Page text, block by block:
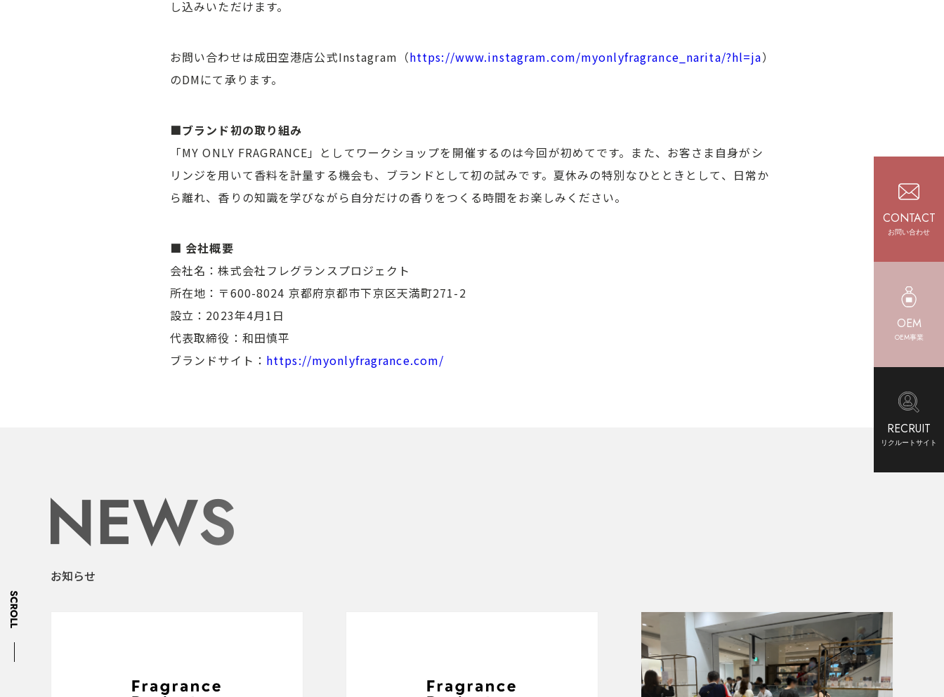
CONTACT
お問い合わせ
OEM
OEM事業
RECRUIT
リクルートサイト
し込みいただけます。
お問い合わせは成田空港店公式Instagram（https://www.instagram.com/myonlyfragrance_narita/?hl=ja）
のDMにて承ります。
■ブランド初の取り組み
「MY ONLY FRAGRANCE」としてワークショップを開催するのは今回が初めてです。また、お客さま自身がシ
リンジを用いて香料を計量する機会も、ブランドとして初の試みです。夏休みの特別なひとときとして、日常か
ら離れ、香りの知識を学びながら自分だけの香りをつくる時間をお楽しみください。
■ 会社概要
会社名：株式会社フレグランスプロジェクト
所在地：〒600-8024 京都府京都市下京区天満町271-2
設立：2023年4月1日
代表取締役：和田慎平
ブランドサイト： https://myonlyfragrance.com/
お知らせ